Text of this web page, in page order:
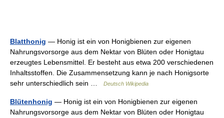
Blatthonig — Honig ist ein von Honigbienen zur eigenen
Nahrungsvorsorge aus dem Nektar von Blüten oder Honigtau
erzeugtes Lebensmittel. Er besteht aus etwa 200 verschiedenen
Inhaltsstoffen. Die Zusammensetzung kann je nach Honigsorte
sehr unterschiedlich sein …
Deutsch Wikipedia
Blütenhonig — Honig ist ein von Honigbienen zur eigenen
Nahrungsvorsorge aus dem Nektar von Blüten oder Honigtau